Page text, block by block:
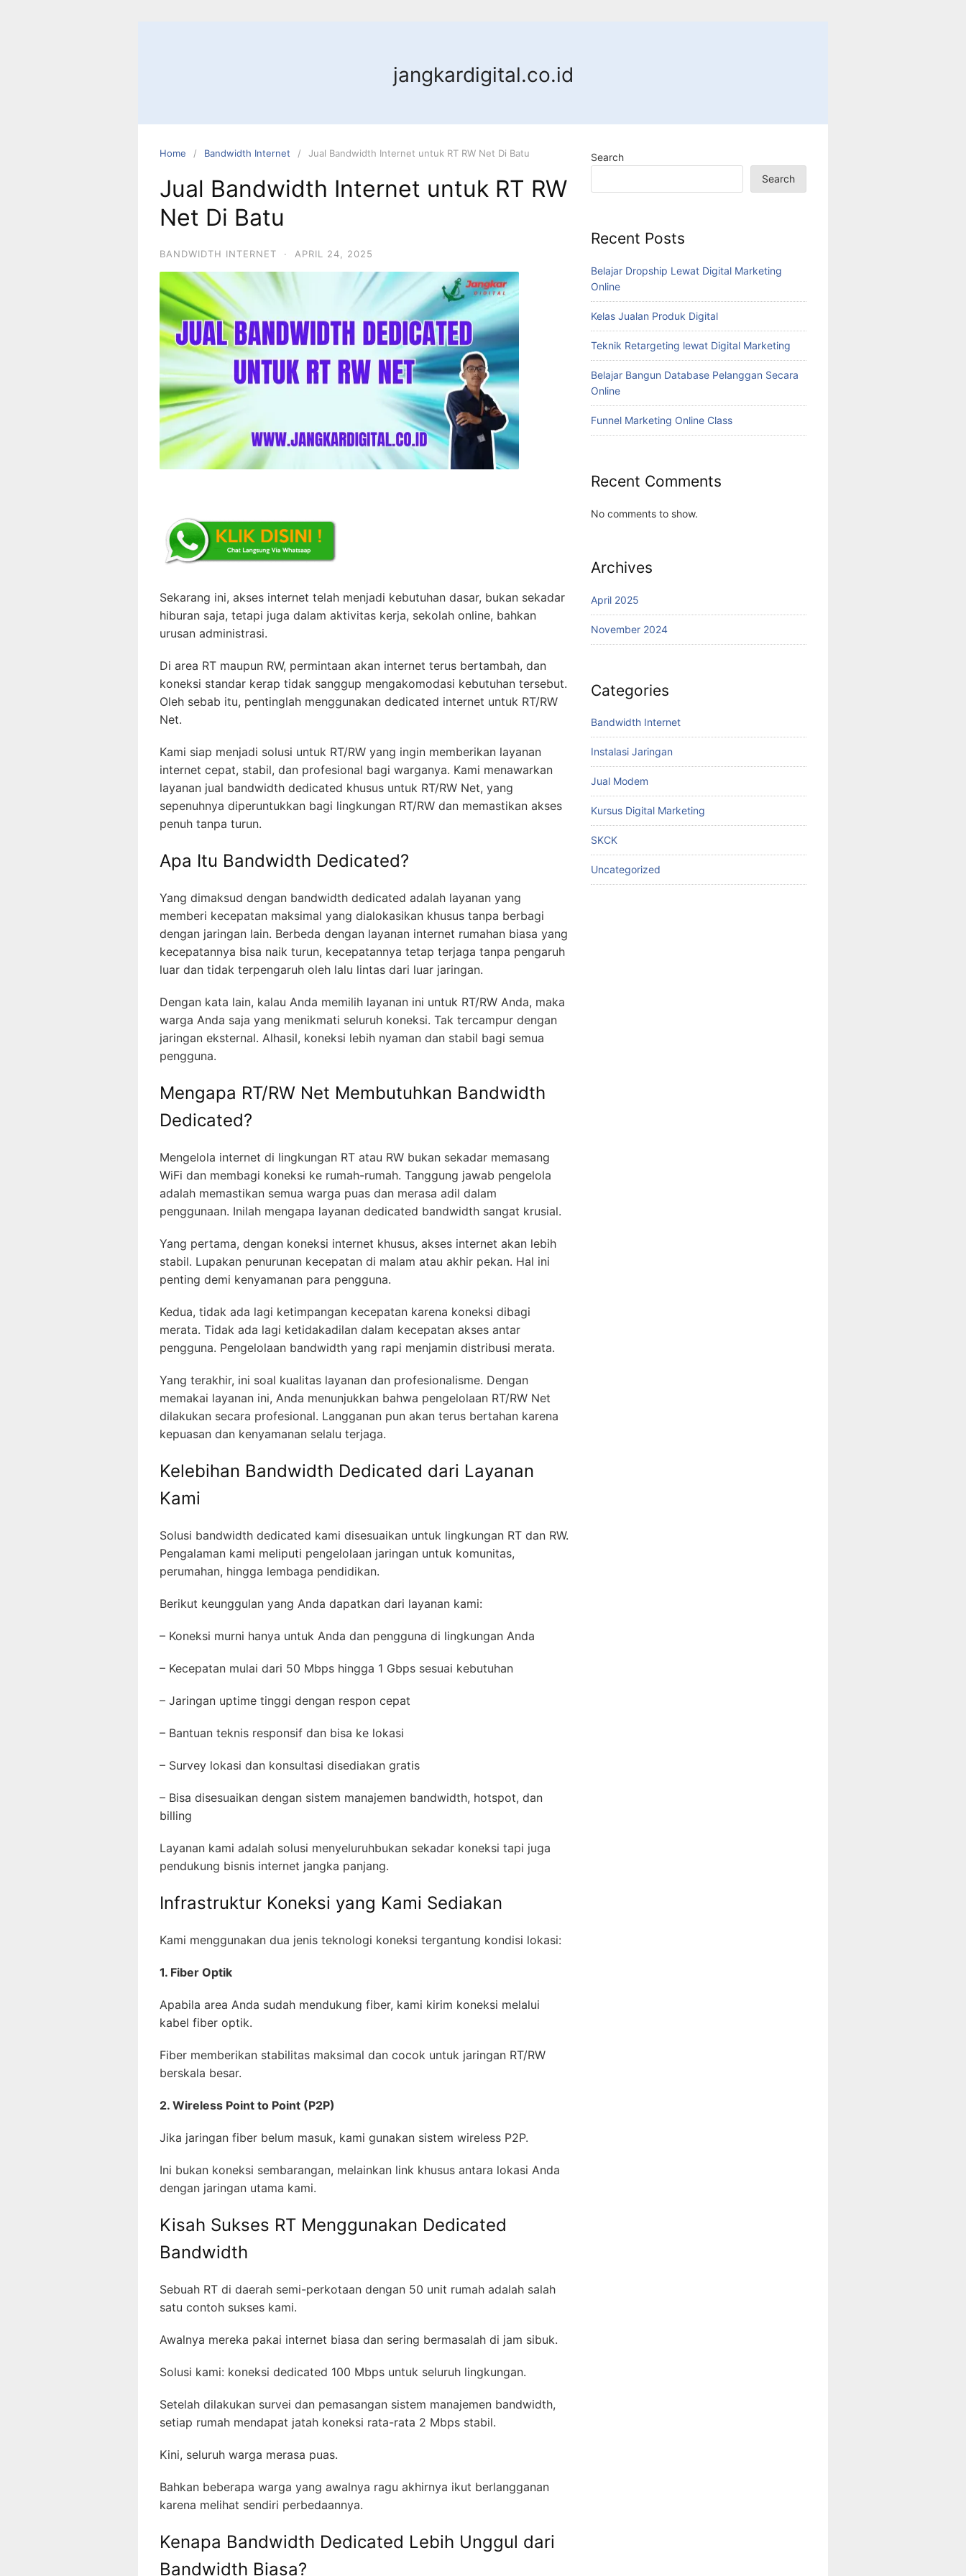
jangkardigital.co.id
Home Bandwidth Internet Jual Bandwidth Internet untuk RT RW Net Di Batu
Jual Bandwidth Internet untuk RT RW
Net Di Batu
BANDWIDTH INTERNET · APRIL 24, 2025
Sekarang ini, akses internet telah menjadi kebutuhan dasar, bukan sekadar
hiburan saja, tetapi juga dalam aktivitas kerja, sekolah online, bahkan
urusan administrasi.
Di area RT maupun RW, permintaan akan internet terus bertambah, dan
koneksi standar kerap tidak sanggup mengakomodasi kebutuhan tersebut.
Oleh sebab itu, pentinglah menggunakan dedicated internet untuk RT/RW
Net.
Kami siap menjadi solusi untuk RT/RW yang ingin memberikan layanan
internet cepat, stabil, dan profesional bagi warganya. Kami menawarkan
layanan jual bandwidth dedicated khusus untuk RT/RW Net, yang
sepenuhnya diperuntukkan bagi lingkungan RT/RW dan memastikan akses
penuh tanpa turun.
Apa Itu Bandwidth Dedicated?
Yang dimaksud dengan bandwidth dedicated adalah layanan yang
memberi kecepatan maksimal yang dialokasikan khusus tanpa berbagi
dengan jaringan lain. Berbeda dengan layanan internet rumahan biasa yang
kecepatannya bisa naik turun, kecepatannya tetap terjaga tanpa pengaruh
luar dan tidak terpengaruh oleh lalu lintas dari luar jaringan.
Dengan kata lain, kalau Anda memilih layanan ini untuk RT/RW Anda, maka
warga Anda saja yang menikmati seluruh koneksi. Tak tercampur dengan
jaringan eksternal. Alhasil, koneksi lebih nyaman dan stabil bagi semua
pengguna.
Mengapa RT/RW Net Membutuhkan Bandwidth
Dedicated?
Mengelola internet di lingkungan RT atau RW bukan sekadar memasang
WiFi dan membagi koneksi ke rumah-rumah. Tanggung jawab pengelola
adalah memastikan semua warga puas dan merasa adil dalam
penggunaan. Inilah mengapa layanan dedicated bandwidth sangat krusial.
Yang pertama, dengan koneksi internet khusus, akses internet akan lebih
stabil. Lupakan penurunan kecepatan di malam atau akhir pekan. Hal ini
penting demi kenyamanan para pengguna.
Kedua, tidak ada lagi ketimpangan kecepatan karena koneksi dibagi
merata. Tidak ada lagi ketidakadilan dalam kecepatan akses antar
pengguna. Pengelolaan bandwidth yang rapi menjamin distribusi merata.
Yang terakhir, ini soal kualitas layanan dan profesionalisme. Dengan
memakai layanan ini, Anda menunjukkan bahwa pengelolaan RT/RW Net
dilakukan secara profesional. Langganan pun akan terus bertahan karena
kepuasan dan kenyamanan selalu terjaga.
Kelebihan Bandwidth Dedicated dari Layanan
Kami
Solusi bandwidth dedicated kami disesuaikan untuk lingkungan RT dan RW.
Pengalaman kami meliputi pengelolaan jaringan untuk komunitas,
perumahan, hingga lembaga pendidikan.
Berikut keunggulan yang Anda dapatkan dari layanan kami:
– Koneksi murni hanya untuk Anda dan pengguna di lingkungan Anda
– Kecepatan mulai dari 50 Mbps hingga 1 Gbps sesuai kebutuhan
– Jaringan uptime tinggi dengan respon cepat
– Bantuan teknis responsif dan bisa ke lokasi
– Survey lokasi dan konsultasi disediakan gratis
– Bisa disesuaikan dengan sistem manajemen bandwidth, hotspot, dan
billing
Layanan kami adalah solusi menyeluruhbukan sekadar koneksi tapi juga
pendukung bisnis internet jangka panjang.
Infrastruktur Koneksi yang Kami Sediakan
Kami menggunakan dua jenis teknologi koneksi tergantung kondisi lokasi:
1. Fiber Optik
Apabila area Anda sudah mendukung fiber, kami kirim koneksi melalui
kabel fiber optik.
Fiber memberikan stabilitas maksimal dan cocok untuk jaringan RT/RW
berskala besar.
2. Wireless Point to Point (P2P)
Jika jaringan fiber belum masuk, kami gunakan sistem wireless P2P.
Ini bukan koneksi sembarangan, melainkan link khusus antara lokasi Anda
dengan jaringan utama kami.
Kisah Sukses RT Menggunakan Dedicated
Bandwidth
Sebuah RT di daerah semi-perkotaan dengan 50 unit rumah adalah salah
satu contoh sukses kami.
Awalnya mereka pakai internet biasa dan sering bermasalah di jam sibuk.
Solusi kami: koneksi dedicated 100 Mbps untuk seluruh lingkungan.
Setelah dilakukan survei dan pemasangan sistem manajemen bandwidth,
setiap rumah mendapat jatah koneksi rata-rata 2 Mbps stabil.
Kini, seluruh warga merasa puas.
Bahkan beberapa warga yang awalnya ragu akhirnya ikut berlangganan
karena melihat sendiri perbedaannya.
Kenapa Bandwidth Dedicated Lebih Unggul dari
Bandwidth Biasa?
Search
Search
Recent Posts
Belajar Dropship Lewat Digital Marketing
Online
Kelas Jualan Produk Digital
Teknik Retargeting lewat Digital Marketing
Belajar Bangun Database Pelanggan Secara
Online
Funnel Marketing Online Class
Recent Comments
No comments to show.
Archives
April 2025
November 2024
Categories
Bandwidth Internet
Instalasi Jaringan
Jual Modem
Kursus Digital Marketing
SKCK
Uncategorized